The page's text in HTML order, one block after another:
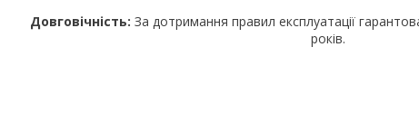
Довговічність: За дотримання правил експлуатації
років.